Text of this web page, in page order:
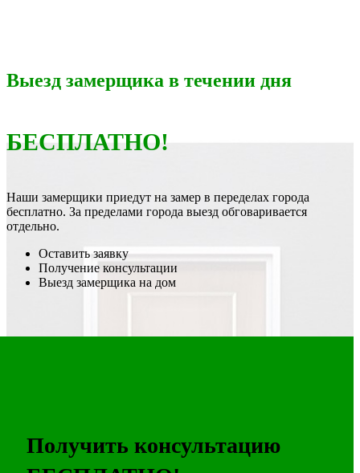
Выезд замерщика в течении дня
БЕСПЛАТНО!
Наши замерщики приедут на замер в переделах города
бесплатно. За пределами города выезд обговаривается
отдельно.
Оставить заявку
Получение консультации
Выезд замерщика на дом
Получить консультацию